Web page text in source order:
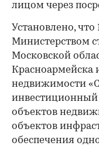
лицом через
Установлено,
Министерством
Московской
Красноармейска
недвижимости
инвестиционный
объектов
объектов
обеспечения